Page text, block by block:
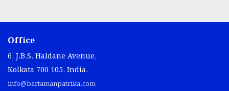
Office
6, J.B.S. Haldane Avenue,
Kolkata 700 105, India.
info@bartamanpatrika.com